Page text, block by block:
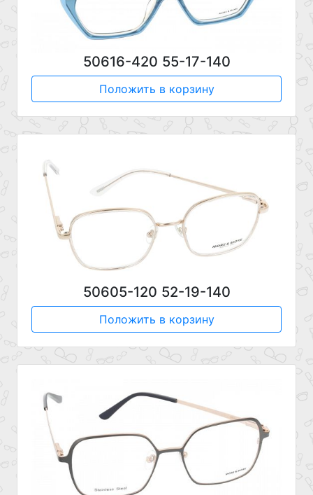
50616-420 55-17-140
Положить в корзину
50605-120 52-19-140
Положить в корзину